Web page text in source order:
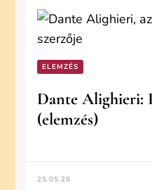
ELEMZÉS
Dante Alighieri:
(elemzés)
25.05.26